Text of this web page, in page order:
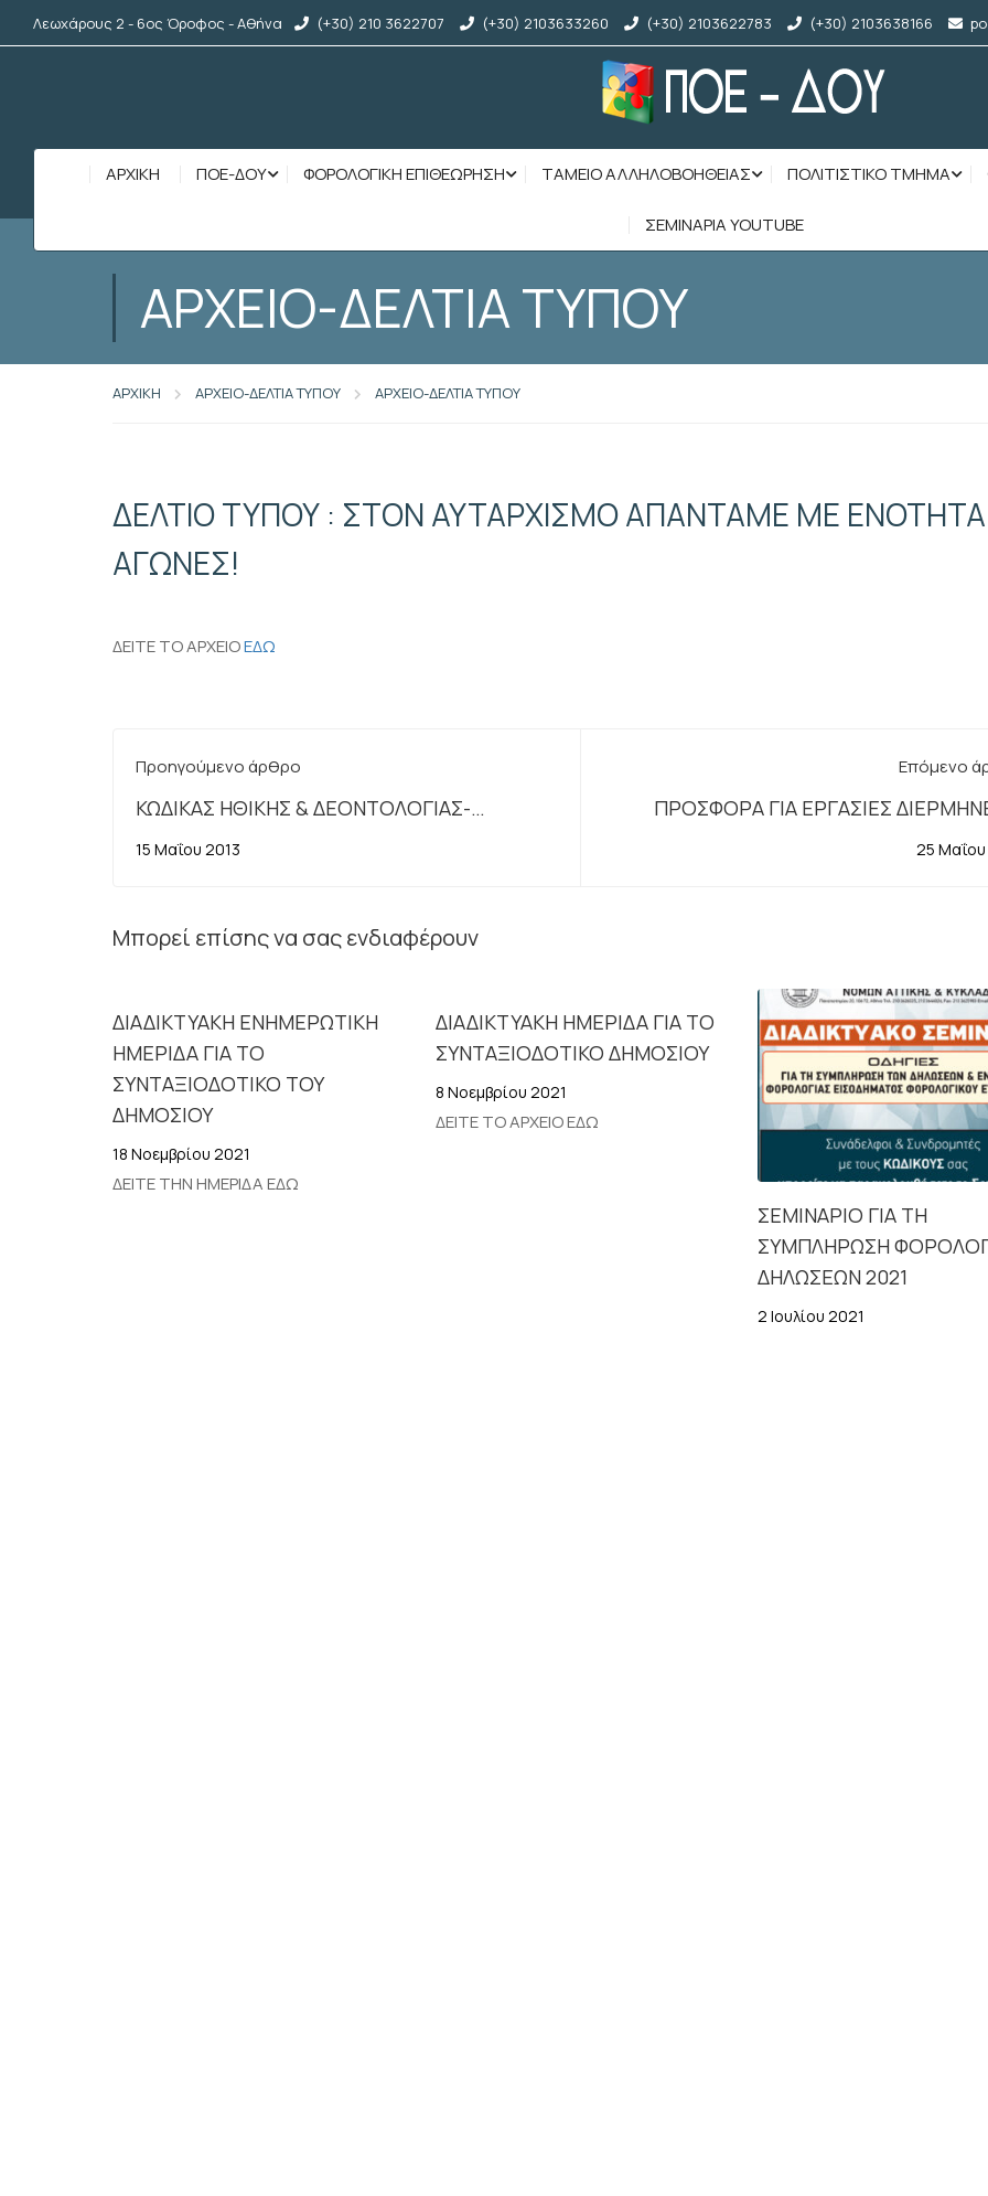
Λεωχάρους 2 - 6ος Όροφος - Αθήνα (+30) 210 3622707 (+30) 2103633260 (+30) 2103622783 (+30) 2103638166
ΑΡΧΙΚΉ ΠΟΕ-ΔΟΥ ΦΟΡΟΛΟΓΙΚΗ ΕΠΙΘΕΩΡΗΣΗ ΤΑΜΕΙΟ ΑΛΛΗΛΟΒΟΗΘΕΙΑΣ ΠΟΛΙΤΙΣΤΙΚΟ ΤΜΗΜΑ
ΣΕΜΙΝΑΡΙΑ YOUTUBE
ΑΡΧΕΙΟ-ΔΕΛΤΙΑ ΤΥΠΟΥ
ΑΡΧΙΚΗ ΑΡΧΕΙΟ-ΔΕΛΤΙΑ ΤΥΠΟΥ ΑΡΧΕΙΟ-ΔΕΛΤΙΑ ΤΥΠΟΥ
ΔΕΛΤΙΟ ΤΥΠΟΥ : ΣΤΟΝ ΑΥΤΑΡΧΙΣΜΟ ΑΠΑΝΤΑΜΕ ΜΕ
ΑΓΩΝΕΣ!
ΔΕΙΤΕ ΤΟ ΑΡΧΕΙΟΕΔΩ
Προηγούμενο άρθρο
ΚΩΔΙΚΑΣ ΗΘΙΚΗΣ & ΔΕΟΝΤΟΛΟΓΙΑΣ-
ΥΠΟΥΡΓΕΙΟ ΟΙΚΟΝΟΜΙΚΩΝ
15 Μαΐου 2013
Επόμενο
ΠΡΟΣΦΟΡΑ ΓΙΑ ΕΡΓΑΣΙΕΣ
25 Μαΐου
Μπορεί επίσης να σας ενδιαφέρουν
ΔΙΑΔΙΚΤΥΑΚΗ ΕΝΗΜΕΡΩΤΙΚΗ
ΗΜΕΡΙΔΑ ΓΙΑ ΤΟ
ΣΥΝΤΑΞΙΟΔΟΤΙΚΟ ΤΟΥ
ΔΗΜΟΣΙΟΥ
18 Νοεμβρίου 2021
ΔΕΙΤΕ ΤΗΝ ΗΜΕΡΙΔΑ ΕΔΩ
ΔΙΑΔΙΚΤΥΑΚΗ ΗΜΕΡΙΔΑ ΓΙΑ ΤΟ
ΣΥΝΤΑΞΙΟΔΟΤΙΚΟ ΔΗΜΟΣΙΟΥ
8 Νοεμβρίου 2021
ΔΕΙΤΕ ΤΟ ΑΡΧΕΙΟ ΕΔΩ
ΣΕΜΙΝΑΡΙΟ ΓΙΑ ΤΗ
ΣΥΜΠΛΗΡΩΣΗ
ΔΗΛΩΣΕΩΝ 2021
2 Ιουλίου 2021